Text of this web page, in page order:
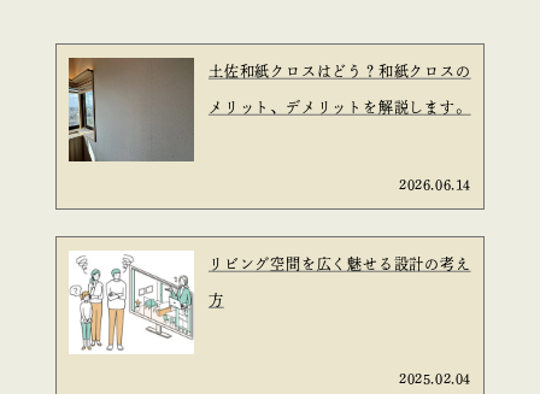
土佐和紙クロスはどう？和紙クロスの
メリット、デメリットを解説します。
2026.06.14
リビング空間を広く魅せる設計の考え
方
2025.02.04